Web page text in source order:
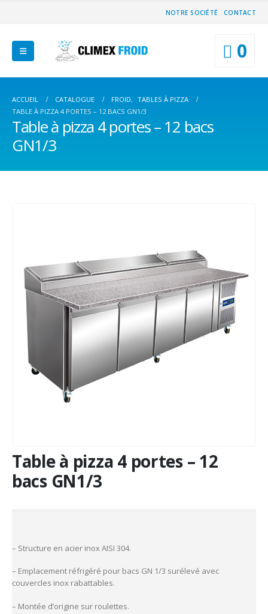
NOTRE SOCIÉTÉ CONTACT
0
ACCUEIL CATALOGUE FROID, TABLES À PIZZA
TABLE À PIZZA 4 PORTES – 12 BACS GN1/3
Table à pizza 4 portes – 12 bacs
GN1/3
Table à pizza 4 portes – 12
bacs GN1/3
– Structure en acier inox AISI 304.
– Emplacement réfrigéré pour bacs GN 1/3 surélevé avec
couvercles inox rabattables.
– Montée d’origine sur roulettes.